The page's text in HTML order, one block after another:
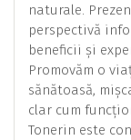
naturale.
perspectivă
beneficii și
Promovăm o
sănătoasă,
clar cum
Tonerin este